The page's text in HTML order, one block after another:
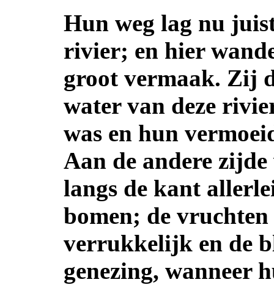
Hun weg lag nu
rivier; en hier
groot vermaak. Zij
water van deze
was en hun
Aan de andere
langs de kant
bomen; de
verrukkelijk en de
genezing, wanneer